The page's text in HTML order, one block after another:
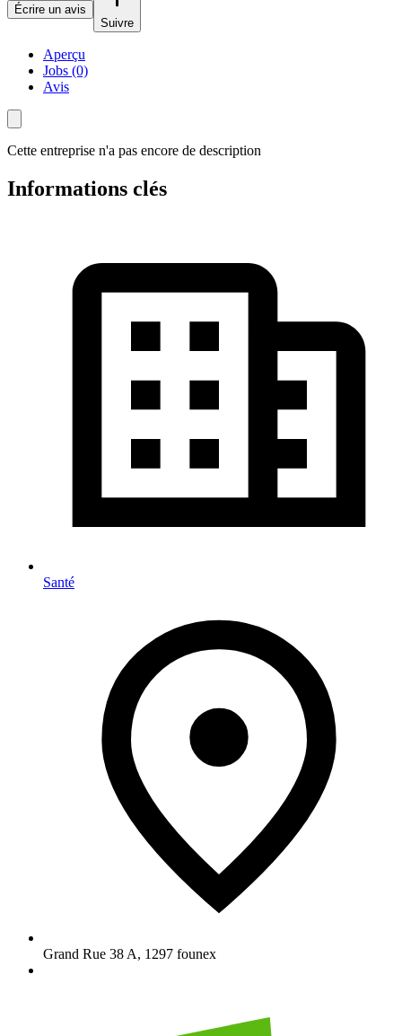
Écrire un avis
Suivre
Aperçu
Jobs (0)
Avis
Cette entreprise n'a pas encore de description
Informations clés
Santé
Grand Rue 38 A, 1297 founex